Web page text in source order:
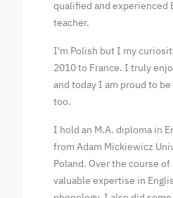
qualified and experienced
teacher.
I'm Polish but I my
2010 to France. I truly
and today I am proud to
too.
I hold an M.A. diploma in
from Adam Mickiewicz
Poland. Over the course
valuable expertise in